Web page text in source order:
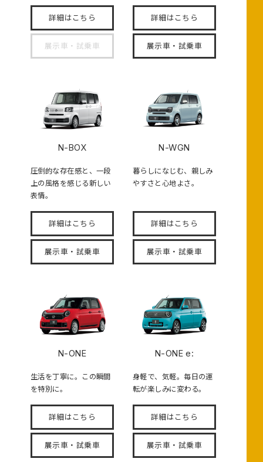
詳細はこちら
展示車・試乗車
詳細はこちら
展示車・試乗車
N-BOX
圧倒的な存在感と、一段
上の風格を感じる新しい
表情。
詳細はこちら
展示車・試乗車
N-WGN
暮らしになじむ、親しみ
やすさと心地よさ。
詳細はこちら
展示車・試乗車
N-ONE
生活を丁寧に。この瞬間
を特別に。
詳細はこちら
展示車・試乗車
N-ONE e:
身軽で、気軽。毎日の運
転が楽しみに変わる。
詳細はこちら
展示車・試乗車